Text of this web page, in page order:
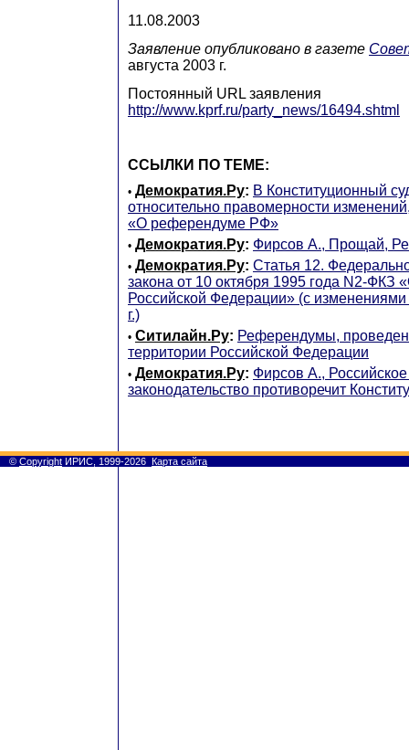
11.08.2003
Заявление опубликовано в газете
августа 2003 г.
Постоянный URL заявления
http://www.kprf.ru/party_news/16494.shtml
ССЫЛКИ ПО ТЕМЕ:
• Демократия.Ру: В Конституционный
относительно правомерности
«О референдуме РФ»
• Демократия.Ру: Фирсов А., Прощай,
• Демократия.Ру: Статья 12.
закона от 10 октября 1995 года N2-ФКЗ
Российской Федерации» (с
г.)
• Ситилайн.Ру: Референдумы,
территории Российской Федерации
• Демократия.Ру: Фирсов А.,
законодательство противоречит
© Copyright ИРИС, 1999-2026 Карта сайта